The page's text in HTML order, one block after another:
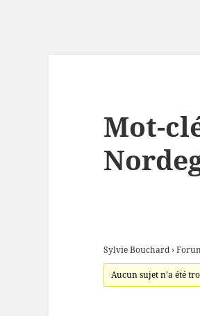
Mot-
Sylvie Bouchard ›
Aucun sujet n’a été